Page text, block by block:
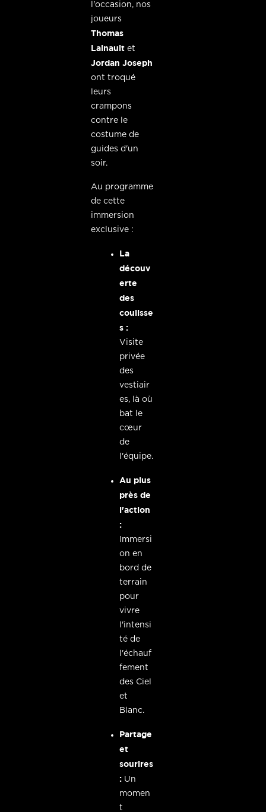
l'occasion, nos
joueurs
Thomas
Lainault et
Jordan Joseph
ont troqué
leurs
crampons
contre le
costume de
guides d'un
soir.
Au programme
de cette
immersion
exclusive :
La
découv
erte
des
coulisse
s :
Visite
privée
des
vestiair
es, là où
bat le
cœur
de
l'équipe.
Au plus
près de
l'action
:
Immersi
on en
bord de
terrain
pour
vivre
l'intensi
té de
l'échauf
fement
des Ciel
et
Blanc.
Partage
et
sourires
: Un
momen
t